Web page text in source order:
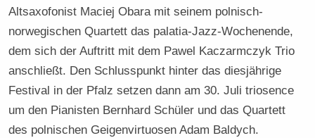
Altsaxofonist Maciej Obara mit seinem polnisch-
norwegischen Quartett das palatia-Jazz-Wochenende,
dem sich der Auftritt mit dem Pawel Kaczarmczyk Trio
anschließt. Den Schlusspunkt hinter das diesjährige
Festival in der Pfalz setzen dann am 30. Juli triosence
um den Pianisten Bernhard Schüler und das Quartett
des polnischen Geigenvirtuosen Adam Baldych.